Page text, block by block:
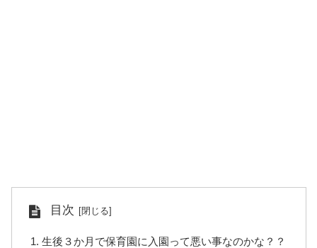
目次
生後３か月で保育園に入園って悪い事なのかな？？